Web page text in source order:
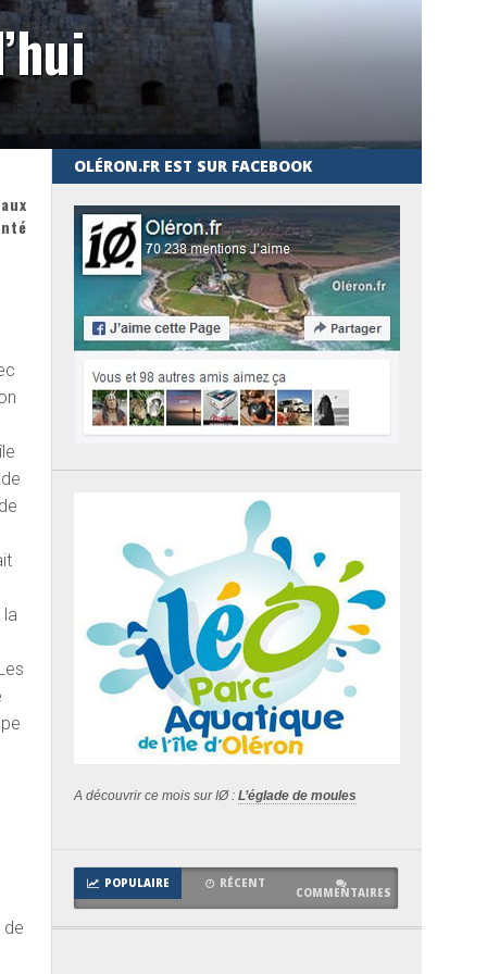
de
OLÉRON.FR EST SUR FACEBOOK
A découvrir ce mois sur IØ : L’églade de moules
POPULAIRE RÉCENT
COMMENTAIRES